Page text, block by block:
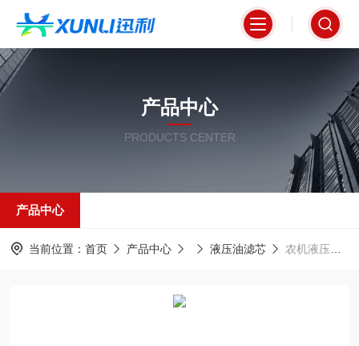
产品中心
PRODUCTS CENTER
产品中心
当前位置： 首页 产品中心 液压油滤芯 农机液压系统油滤芯HF7919纳污量大